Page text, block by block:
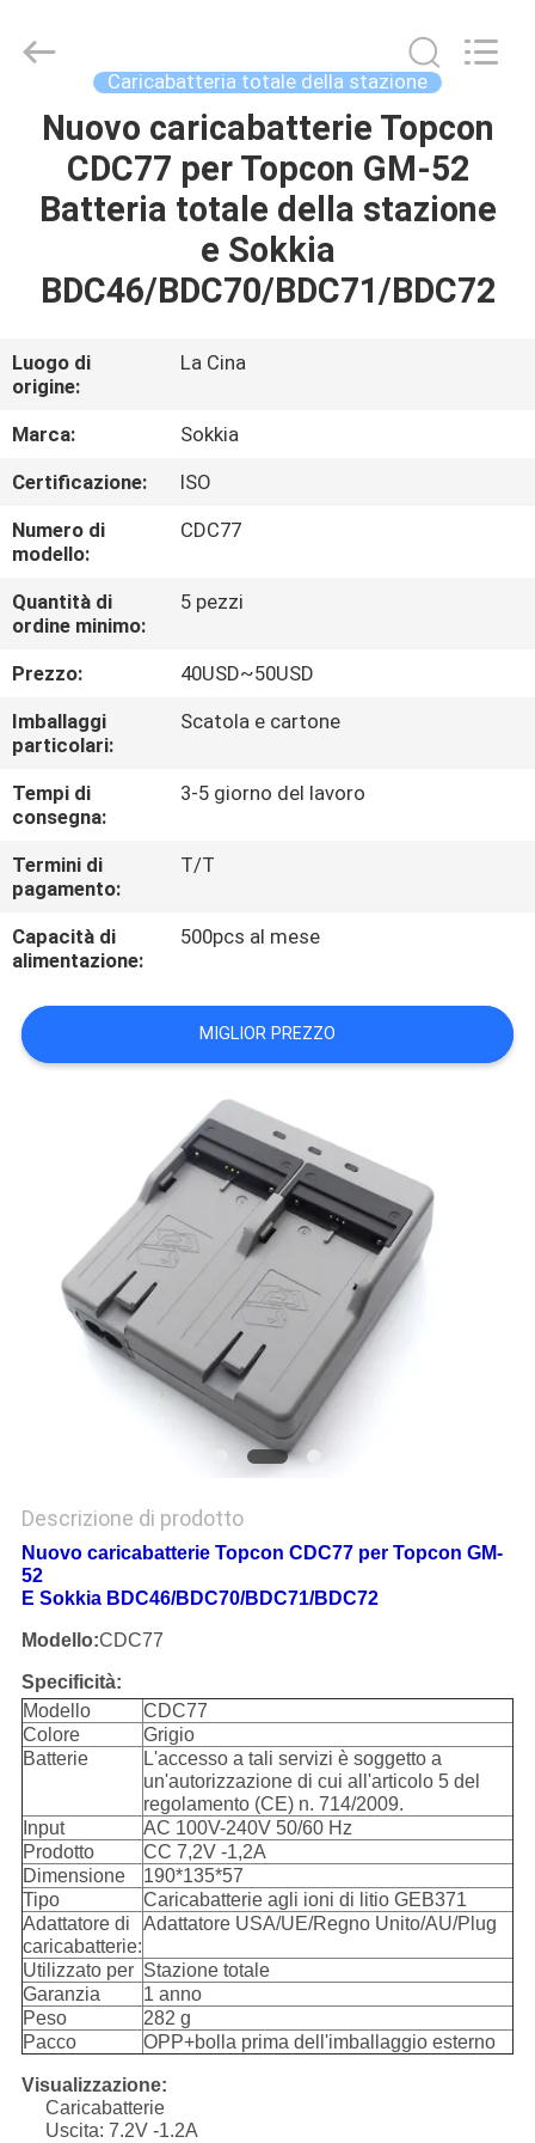
CASA
PRODOTTI
CIRCA
GIRO
DELLA
FABBRICA
CONTROLLO
DI
QUALITÀ
CONTATTICI
RICHIEDA
UNA
CITAZIONE
MAPPA
SITO
Survey
Instrument
Reserved.
Caricabatteria totale della stazione
Nuovo caricabatterie Topcon
CDC77 per Topcon GM-52
Batteria totale della stazione
e Sokkia
BDC46/BDC70/BDC71/BDC72
Luogo di
origine:
La Cina
Marca:
Sokkia
Certificazione:
ISO
Numero di
modello:
CDC77
Quantità di
ordine minimo:
5 pezzi
Prezzo:
40USD~50USD
Imballaggi
particolari:
Scatola e cartone
Tempi di
consegna:
3-5 giorno del lavoro
Termini di
pagamento:
T/T
Capacità di
alimentazione:
500pcs al mese
MIGLIOR PREZZO
Descrizione di prodotto
Nuovo caricabatterie Topcon CDC77 per Topcon GM-
52
E Sokkia BDC46/BDC70/BDC71/BDC72
Modello:CDC77
Specificità:
Modello
CDC77
Colore
Grigio
Batterie
L'accesso a tali servizi è soggetto a
un'autorizzazione di cui all'articolo 5 del
regolamento (CE) n. 714/2009.
Input
AC 100V-240V 50/60 Hz
Prodotto
CC 7,2V -1,2A
Dimensione
190*135*57
Tipo
Caricabatterie agli ioni di litio GEB371
Adattatore di
caricabatterie:
Adattatore USA/UE/Regno Unito/AU/Plug
Utilizzato per Stazione totale
Garanzia
1 anno
Peso
282 g
Pacco
OPP+bolla prima dell'imballaggio esterno
Visualizzazione:
Caricabatterie
Uscita: 7.2V -1.2A